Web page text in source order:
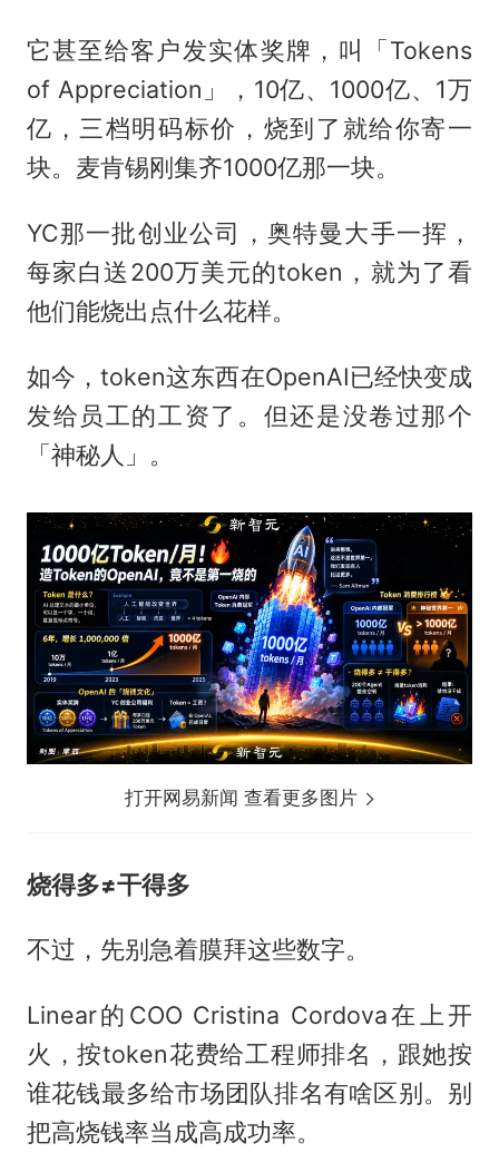
它甚至给客户发实体奖牌，叫「Tokens
of Appreciation」，10亿、1000亿、1万
亿，三档明码标价，烧到了就给你寄一
块。麦肯锡刚集齐1000亿那一块。
YC那一批创业公司，奥特曼大手一挥，
每家白送200万美元的token，就为了看
他们能烧出点什么花样。
如今，token这东西在OpenAI已经快变成
发给员工的工资了。但还是没卷过那个
「神秘人」。
打开网易新闻 查看更多图片
烧得多≠干得多
不过，先别急着膜拜这些数字。
Linear的COO Cristina Cordova在上开
火，按token花费给工程师排名，跟她按
谁花钱最多给市场团队排名有啥区别。别
把高烧钱率当成高成功率。